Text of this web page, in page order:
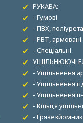
РУКАВА:
- Гумові
- ПВХ,
- РВТ,
- Спеціальні
УЩІЛЬНЮЮЧІ
- Ущільнення
- Ущільнення
- Ущільнення
- Кільця
-